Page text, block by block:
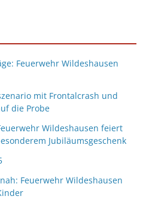
Feuerwehr Wildeshausen
mit Frontalcrash und
die Probe
Wildeshausen feiert
Jubiläumsgeschenk
Feuerwehr Wildeshausen